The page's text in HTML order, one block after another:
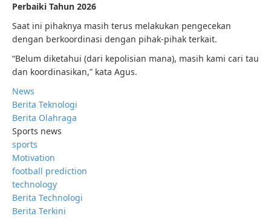
Perbaiki Tahun 2026
Saat ini pihaknya masih terus melakukan pengecekan
dengan berkoordinasi dengan pihak-pihak terkait.
“Belum diketahui (dari kepolisian mana), masih kami cari tau
dan koordinasikan,” kata Agus.
News
Berita Teknologi
Berita Olahraga
Sports news
sports
Motivation
football prediction
technology
Berita Technologi
Berita Terkini